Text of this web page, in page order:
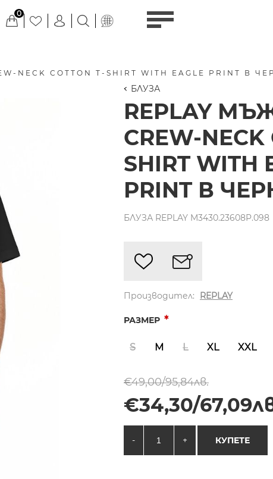
0
NECK COTTON T-SHIRT WITH EAGLE PRINT В
БЛУЗА
REPLAY
CREW-NECK
SHIRT WITH
PRINT В
БЛУЗА REPLAY M3430.23608P.098
Производител: REPLAY
РАЗМЕР *
S M L XL XXL
€49,00/95,84лв.
€34,30/
- + КУПЕТЕ